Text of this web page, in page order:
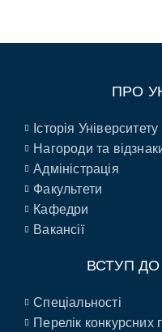
ПРО
Історія Університету
Нагороди та
Адміністрація
Факультети
Кафедри
Вакансії
ВСТУП
Спеціальності
Перелік конкурсних